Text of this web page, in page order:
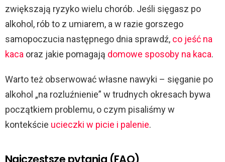
zwiększają ryzyko wielu chorób. Jeśli sięgasz po
alkohol, rób to z umiarem, a w razie gorszego
samopoczucia następnego dnia sprawdź, co jeść na
kaca oraz jakie pomagają domowe sposoby na kaca.
Warto też obserwować własne nawyki – sięganie po
alkohol „na rozluźnienie” w trudnych okresach bywa
początkiem problemu, o czym pisaliśmy w
kontekście ucieczki w picie i palenie.